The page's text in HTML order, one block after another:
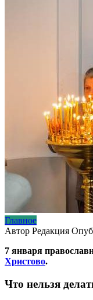
Главное
Автор Редакция
7 января
Христово.
Что нельзя